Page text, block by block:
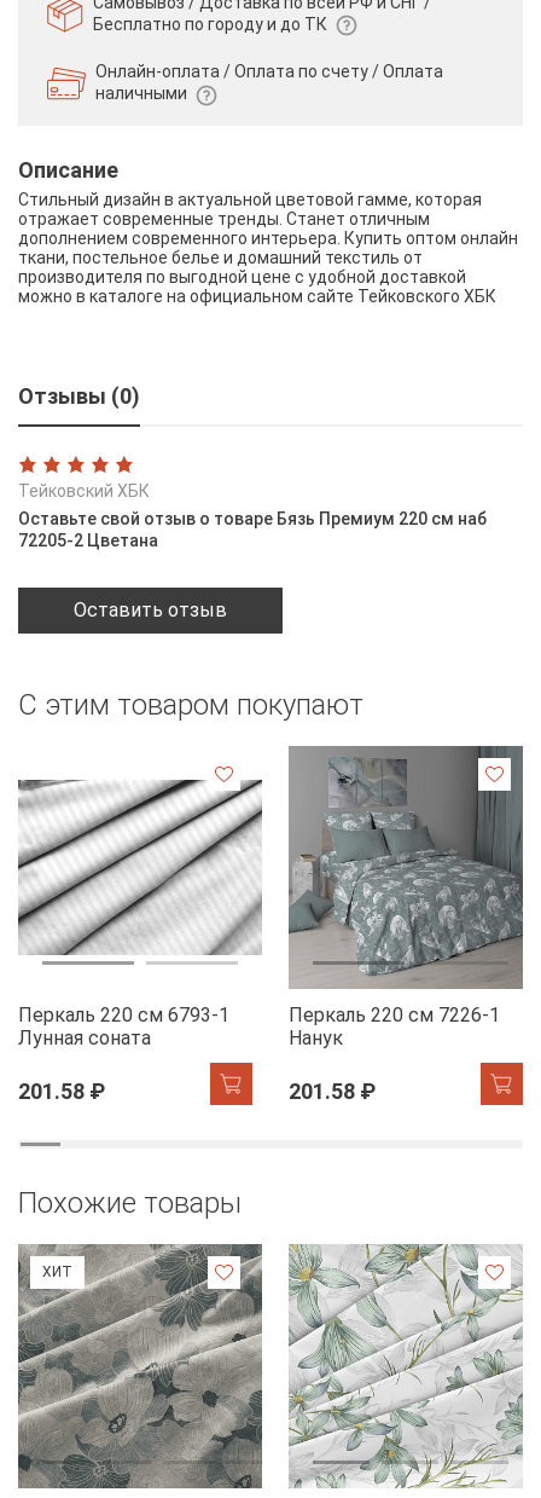
Бесплатно по городу и до ТК
Онлайн-оплата / Оплата по счету /Оплата
наличными
Описание
Стильный дизайн в актуальной цветовой гамме, которая
отражает современные тренды. Станет отличным
дополнением современного интерьера. Купить оптом онлайн
ткани, постельное белье и домашний текстиль от
производителя по выгодной цене с удобной доставкой
можно в каталоге на официальном сайте Тейковского ХБК
Отзывы (0)
Тейковский ХБК
Оставьте свой отзыв о товаре Бязь Премиум 220 см наб
72205-2 Цветана
Оставить отзыв
С этим товаром покупают
Перкаль 220 см 6793-1
Лунная соната
201.58 ₽
Перкаль 220 см 7226-1
Нанук
201.58 ₽
Похожие товары
ХИТ